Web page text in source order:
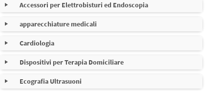
Accessori per Elettrobisturi ed Endoscopia
Cavi per elettrobisturi
Cavi riutilizzabili e monouso per pinze e strumenti
Bipolari
apparecchiature medicali
Nessuna sottocategoria
Cardiologia
Bracciali e prolunghe di pressione NIBP
Dispositivi per Terapia Domiciliare
Accessori per Maschere Cpap e BIPAP - Comfort Paziente
Ecografia Ultrasuoni